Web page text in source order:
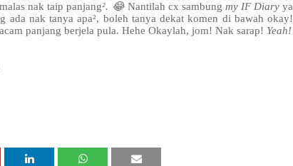
nak taip panjang². 😂 Nantilah cx sambung my IF Diaryya
nak tanya apa², boleh tanya dekat komen di bawah okay!
panjang berjela pula. Hehe Okaylah, jom! Nak sarap! Yeah!